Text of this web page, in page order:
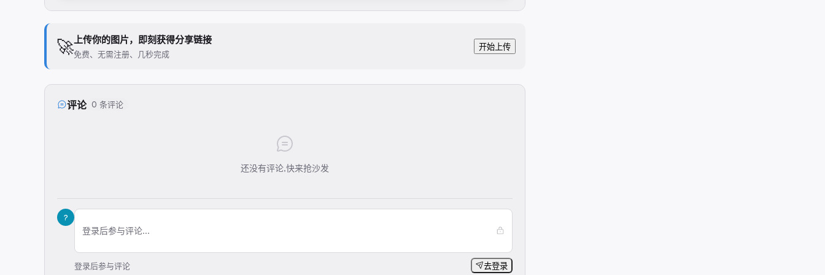
🚀上传你的图片，即刻获得分享链接
免费、无需注册、几秒完成
开始上传
评论 0 条评论
还没有评论,快来抢沙发
?
登录后参与评论...
登录后参与评论 去登录